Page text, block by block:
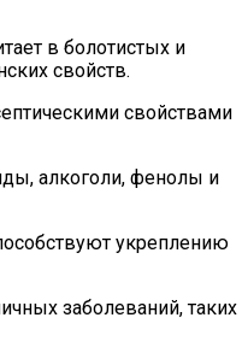
в болотистых и
свойств.
свойствами
алкоголи, фенолы и
укреплению
заболеваний, таких